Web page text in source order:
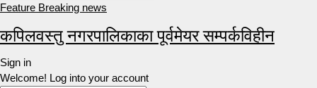
Feature Breaking news
कपिलवस्तु नगरपालिकाका पूर्वमेयर सम्पर्कविहीन
Sign in
Welcome! Log into your account